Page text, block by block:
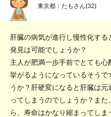
東京都：たもさん(32)
肝臓の病気が進行し慢性化す
発見は可能でしょうか？
主人が肥満一歩手前でとても
挙がるようになっているそうで
うか？肝硬変になると肝臓は
ってしまうのでしょうか？ま
ら、寿命はかなり縮まってしま